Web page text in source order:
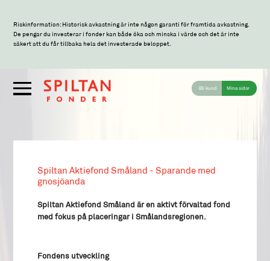
Riskinformation: Historisk avkastning är inte någon garanti för framtida avkastning.
De pengar du investerar i fonder kan både öka och minska i värde och det är inte
säkert att du får tillbaka hela det investerade beloppet.
Bli kund Mina sidor
Spiltan Aktiefond Småland - Sparande med
gnosjöanda
Spiltan Aktiefond Småland är en aktivt förvaltad fond
med fokus på placeringar i Smålandsregionen.
Fondens utveckling